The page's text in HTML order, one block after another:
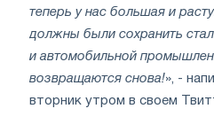
теперь у нас большая и
должны были сохранить
и автомобильной
возвращаются снова!», -
вторник утром в своем